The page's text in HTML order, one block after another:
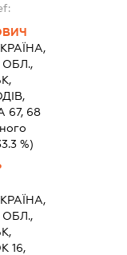
ОБЛ.,
67, 68
%)
ОБЛ.,
16,